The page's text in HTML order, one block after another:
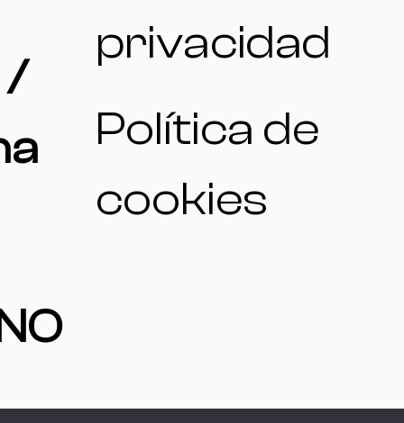
/
privacidad
Política de
cookies